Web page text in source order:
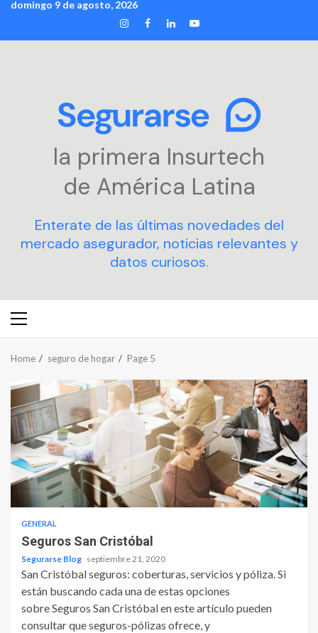
Skip
content
domingo 9 de agosto, 2026
INSTAGRAM
FACEBOOK
LINKEDIN
YOUTUBE
la primera Insurtech
de América Latina
Enterate de las últimas novedades del
mercado asegurador, noticias relevantes y
datos curiosos.
Primary
Home seguro de hogar Page 5
GENERAL
Seguros San Cristóbal
Segurarse Blog septiembre 21, 2020
San Cristóbal seguros: coberturas, servicios y póliza. Si
están buscando cada una de estas opciones
sobre Seguros San Cristóbal en este artículo pueden
consultar que seguros-pólizas ofrece, y